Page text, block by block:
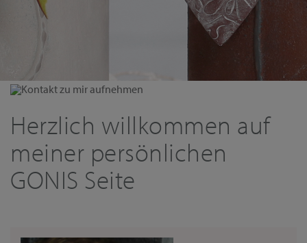
Kontakt zu mir aufnehmen
Herzlich willkommen auf
meiner persönlichen
GONIS Seite